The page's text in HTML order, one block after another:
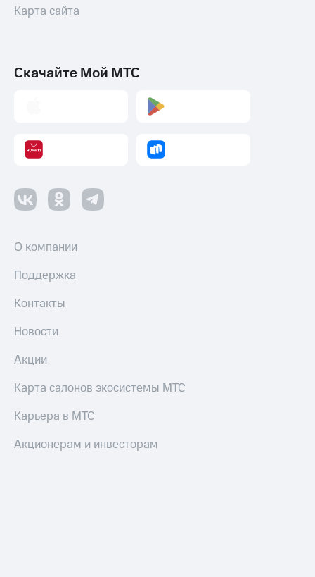
Карта сайта
Скачайте Мой МТС
О компании
Поддержка
Контакты
Новости
Акции
Карта салонов экосистемы МТС
Карьера в МТС
Акционерам и инвесторам